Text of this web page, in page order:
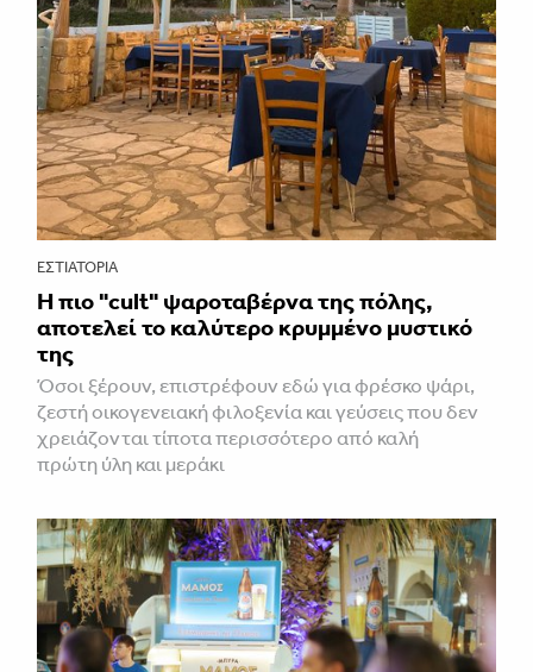
ΕΣΤΙΑΤΌΡΙΑ
Η πιο "cult" ψαροταβέρνα της πόλης,
αποτελεί το καλύτερο κρυμμένο μυστικό
της
Όσοι ξέρουν, επιστρέφουν εδώ για φρέσκο ψάρι,
ζεστή οικογενειακή φιλοξενία και γεύσεις που δεν
χρειάζονται τίποτα περισσότερο από καλή
πρώτη ύλη και μεράκι